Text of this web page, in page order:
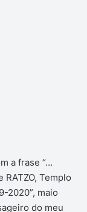
a frase “…
Templo
2020”, maio
do meu